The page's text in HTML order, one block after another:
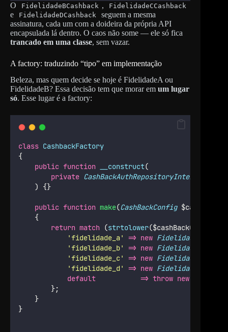
O FidelidadeBCashback , FidelidadeCCashback
e FidelidadeDCashback
seguem a mesma
assinatura, cada um com a doideira da própria API
encapsulada lá dentro. O caos não some — ele só fica
trancado em uma classe, sem vazar.
A factory: traduzindo “tipo” em implementação
Beleza, mas quem decide se hoje é FidelidadeA ou
FidelidadeB? Essa decisão tem que morar em um lugar
só. Esse lugar é a factory:
class CashbackFactory
{
public function __construct(
private CashBackAuthRepositoryInterface
    ) {}
public function make(CashBackConfig
    {
return match (strtolower($cashBackConfig
'fidelidade_a' => new
'fidelidade_b' => new
'fidelidade_c' => new
'fidelidade_d ' => new
default
=> throw new
        };
    }
}